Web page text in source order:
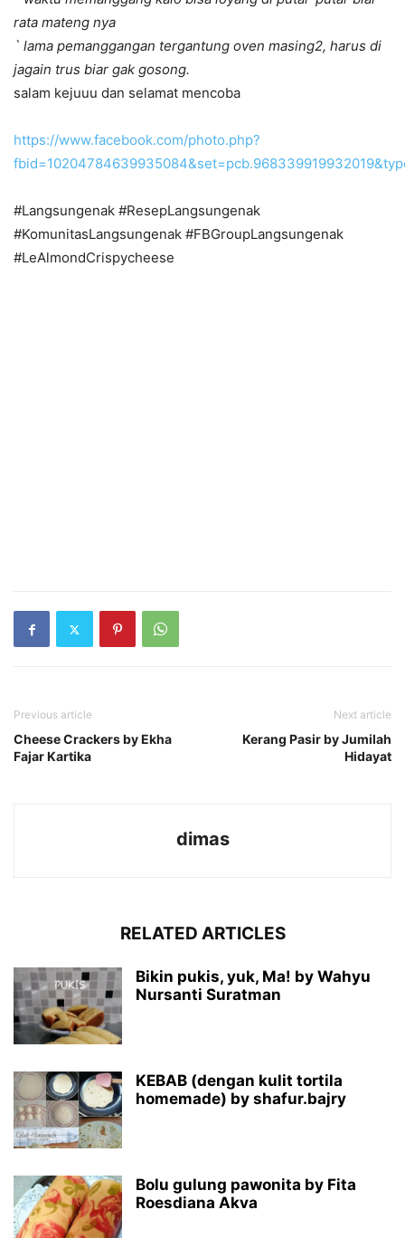
rata mateng nya
` lama pemanggangan tergantung oven masing2, harus di
jagain trus biar gak gosong.
salam kejuuu dan selamat mencoba
https://www.facebook.com/photo.php?
#Langsungenak #ResepLangsungenak
#KomunitasLangsungenak #FBGroupLangsungenak
#LeAlmondCrispycheese
Previous article
Cheese Crackers by Ekha
Fajar Kartika
Next article
Kerang Pasir by Jumilah
Hidayat
dimas
RELATED ARTICLES
Bikin pukis, yuk, Ma! by Wahyu
Nursanti Suratman
KEBAB (dengan kulit tortila
homemade) by shafur.bajry
Bolu gulung pawonita by Fita
Roesdiana Akva